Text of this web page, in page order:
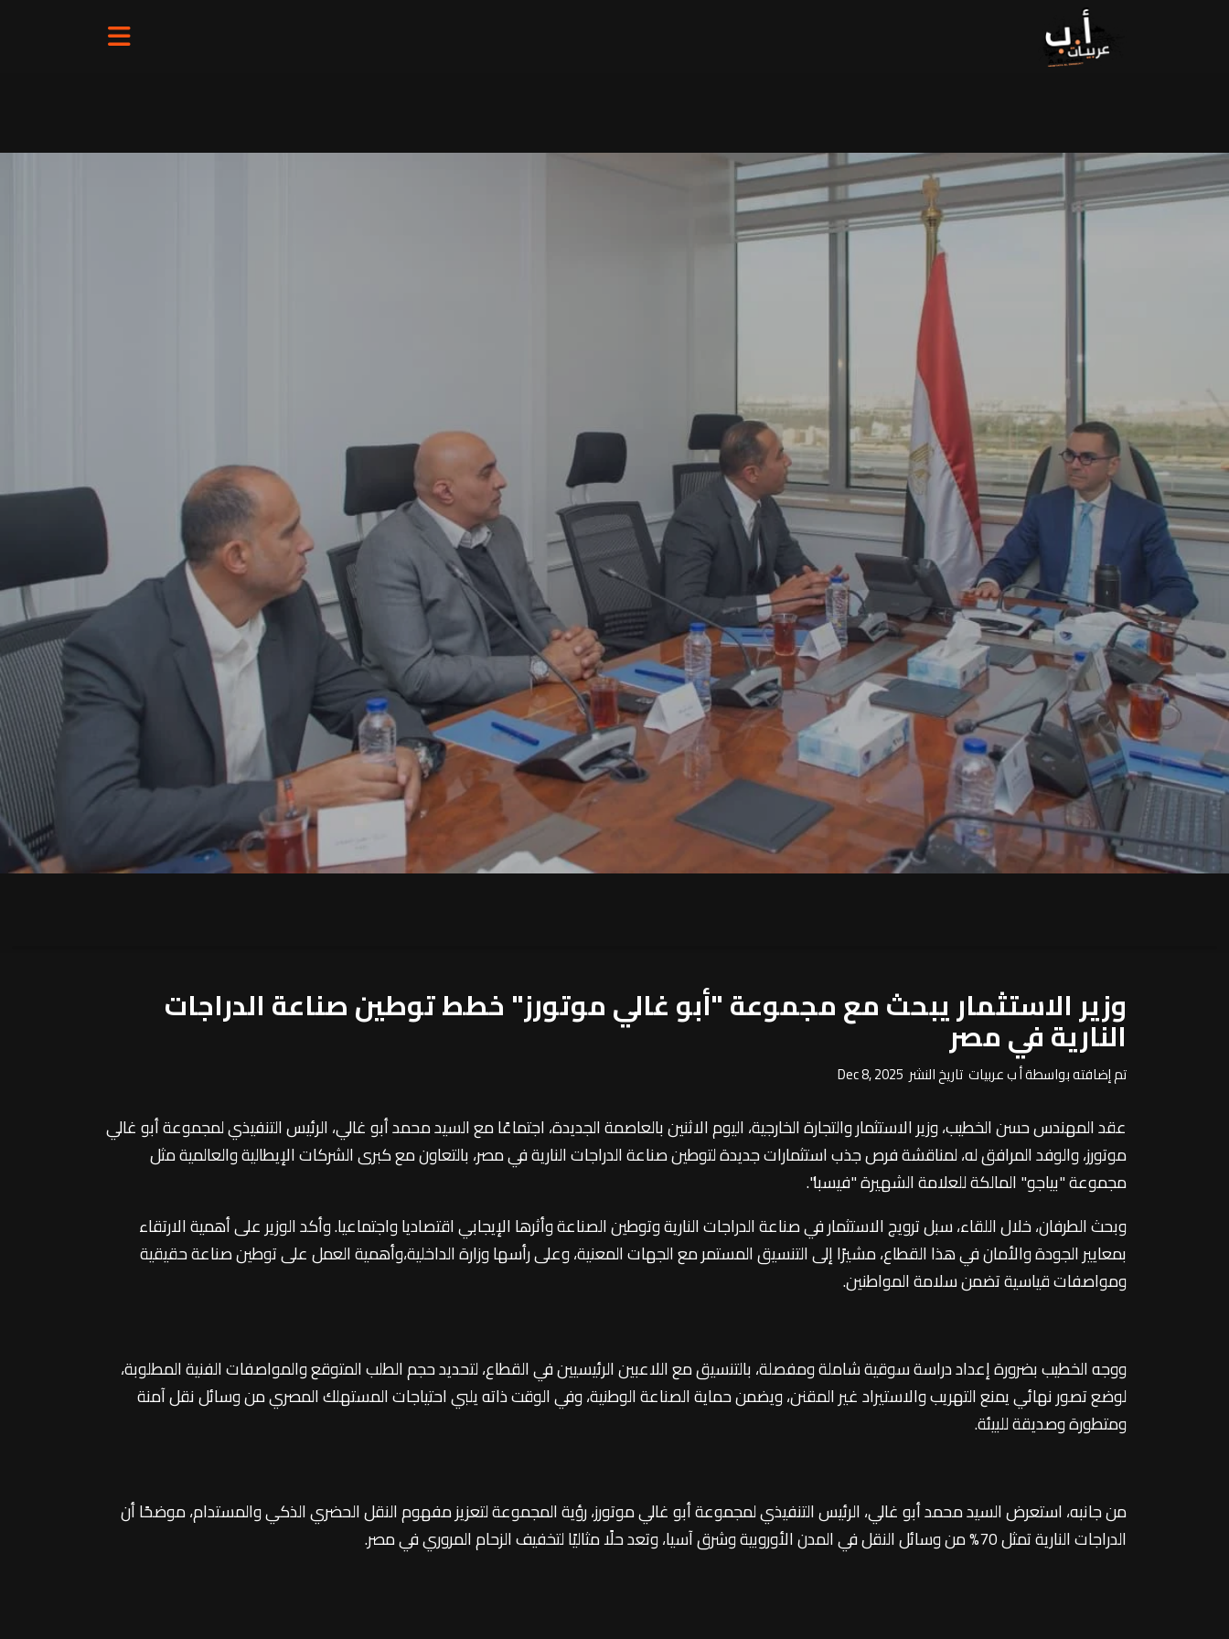
وزير الاستثمار يبحث مع مجموعة "أبو غالي موتورز" خطط توطين صناعة الدراجات
النارية في مصر
تم إضافته بواسطة أ ب عربيات تاريخ النشر Dec 8, 2025
عقد المهندس حسن الخطيب، وزير الاستثمار والتجارة الخارجية، اليوم الاثنين بالعاصمة الجديدة، اجتماعًا مع السيد محمد أبو غالي، الرئيس التنفيذي لمجموعة أبو غالي
موتورز، والوفد المرافق له، لمناقشة فرص جذب استثمارات جديدة لتوطين صناعة الدراجات النارية في مصر، بالتعاون مع كبرى الشركات الإيطالية والعالمية مثل
مجموعة "بياجو" المالكة للعلامة الشهيرة "فيسبا".
وبحث الطرفان، خلال اللقاء، سبل ترويج الاستثمار في صناعة الدراجات النارية وتوطين الصناعة وأثرها الإيجابي اقتصاديا واجتماعيا. وأكد الوزير على أهمية الارتقاء
بمعايير الجودة والأمان في هذا القطاع، مشيرًا إلى التنسيق المستمر مع الجهات المعنية، وعلى رأسها وزارة الداخلية،وأهمية العمل على توطين صناعة حقيقية
ومواصفات قياسية تضمن سلامة المواطنين.
ووجه الخطيب بضرورة إعداد دراسة سوقية شاملة ومفصلة، بالتنسيق مع اللاعبين الرئيسيين في القطاع، لتحديد حجم الطلب المتوقع والمواصفات الفنية المطلوبة،
لوضع تصور نهائي يمنع التهريب والاستيراد غير المقنن، ويضمن حماية الصناعة الوطنية، وفي الوقت ذاته يلبي احتياجات المستهلك المصري من وسائل نقل آمنة
ومتطورة وصديقة للبيئة.
من جانبه، استعرض السيد محمد أبو غالي، الرئيس التنفيذي لمجموعة أبو غالي موتورز، رؤية المجموعة لتعزيز مفهوم النقل الحضري الذكي والمستدام، موضحًا أن
الدراجات النارية تمثل 70% من وسائل النقل في المدن الأوروبية وشرق آسيا، وتعد حلًا مثاليًا لتخفيف الزحام المروري في مصر.